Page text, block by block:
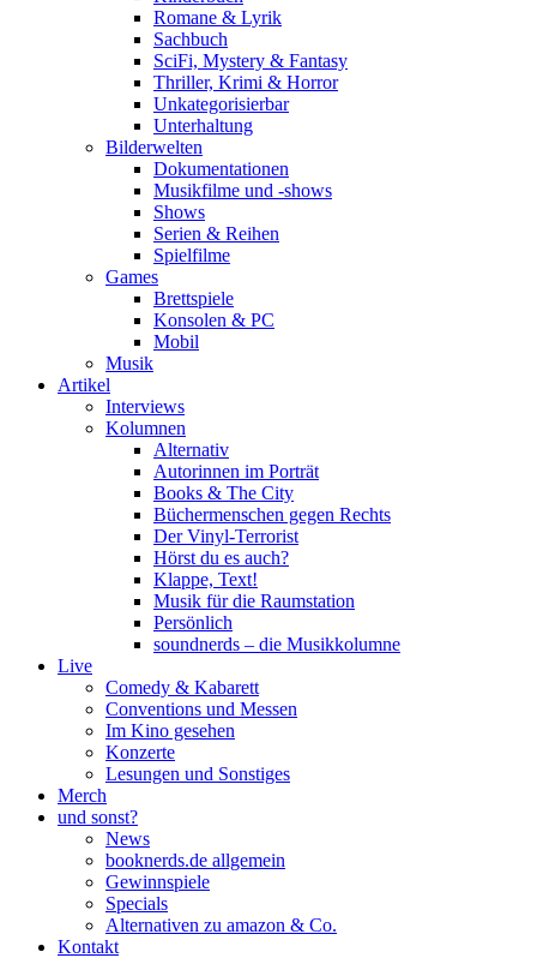
Romane & Lyrik
Sachbuch
SciFi, Mystery & Fantasy
Thriller, Krimi & Horror
Unkategorisierbar
Unterhaltung
Bilderwelten
Dokumentationen
Musikfilme und -shows
Shows
Serien & Reihen
Spielfilme
Games
Brettspiele
Konsolen & PC
Mobil
Musik
Artikel
Interviews
Kolumnen
Alternativ
Autorinnen im Porträt
Books & The City
Büchermenschen gegen Rechts
Der Vinyl-Terrorist
Hörst du es auch?
Klappe, Text!
Musik für die Raumstation
Persönlich
soundnerds – die Musikkolumne
Live
Comedy & Kabarett
Conventions und Messen
Im Kino gesehen
Konzerte
Lesungen und Sonstiges
Merch
und sonst?
News
booknerds.de allgemein
Gewinnspiele
Specials
Alternativen zu amazon & Co.
Kontakt